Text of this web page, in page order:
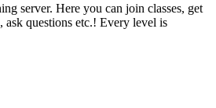
server. Here you can join classes, get
ask questions etc.! Every level is